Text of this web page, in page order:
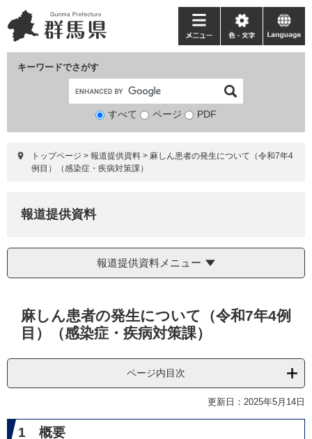
ー
ジ
ニ
ュ
て
キーワードでさがす
検
象
すべて ページ PDF
メ
ニ
ー
色・
文
language
トップページ > 報道提供資料 > 麻しん患者の発生について（令和7年4
例目）（感染症・疾病対策課）
報道提供資料
報道提供資料メニュー
麻しん患者の発生について（令和7年4例
目）（感染症・疾病対策課）
ページ内目次
更新日：2025年5月14日
1 概要